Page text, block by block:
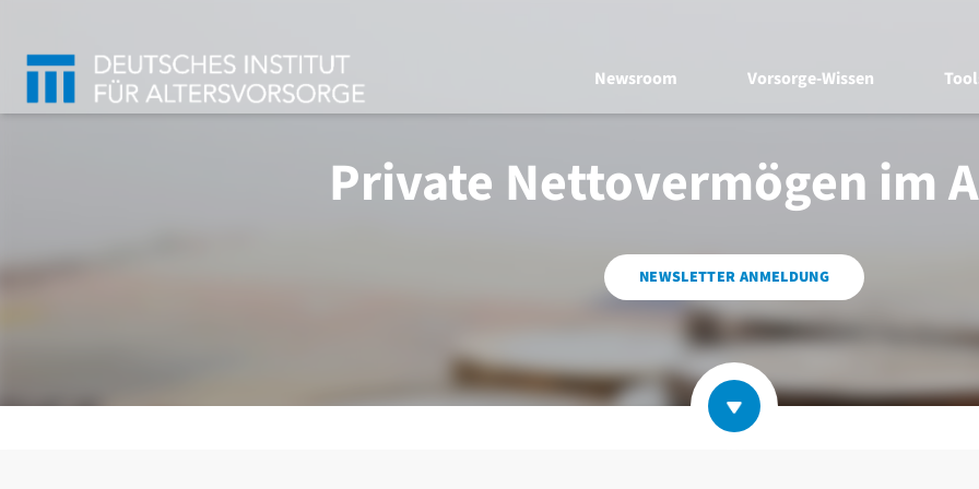
Newsroom Vorsorge-Wissen
Private Nettovermögen im
NEWSLETTER ANMELDUNG